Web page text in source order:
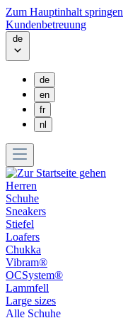
Zum Hauptinhalt springen
Kundenbetreuung
de
de
en
fr
nl
Herren
Schuhe
Sneakers
Stiefel
Loafers
Chukka
Vibram®
OCSystem®
Lammfell
Large sizes
Alle Schuhe